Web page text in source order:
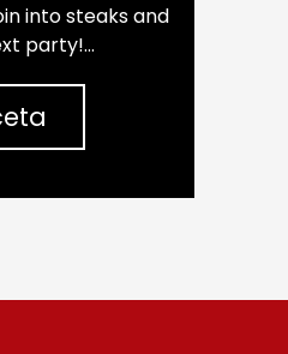
into steaks and
party!…